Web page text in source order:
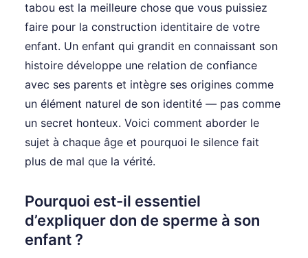
tabou est la meilleure chose que vous puissiez
faire pour la construction identitaire de votre
enfant. Un enfant qui grandit en connaissant son
histoire développe une relation de confiance
avec ses parents et intègre ses origines comme
un élément naturel de son identité — pas comme
un secret honteux. Voici comment aborder le
sujet à chaque âge et pourquoi le silence fait
plus de mal que la vérité.
Pourquoi est-il essentiel
d’expliquer don de sperme à son
enfant ?